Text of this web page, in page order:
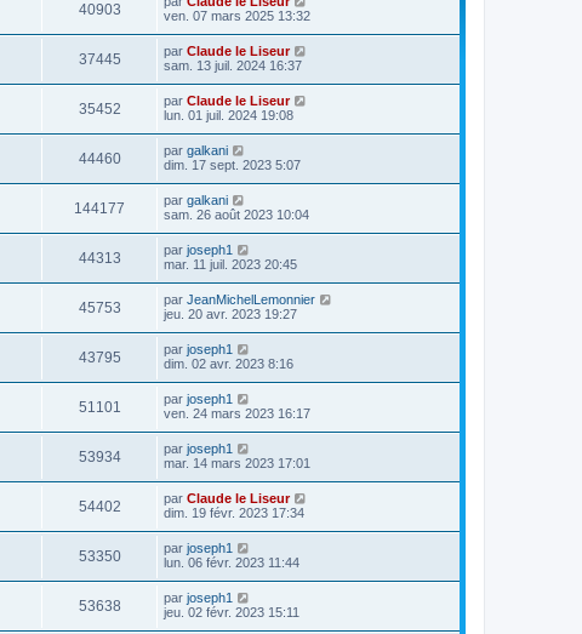
40903
ven. 07 mars 2025 13:32
37445 par Claude le Liseur
sam. 13 juil. 2024 16:37
35452 par Claude le Liseur
lun. 01 juil. 2024 19:08
44460 par galkani
dim. 17 sept. 2023 5:07
144177 par galkani
sam. 26 août 2023 10:04
44313 par joseph1
mar. 11 juil. 2023 20:45
45753 par JeanMichelLemonnier
jeu. 20 avr. 2023 19:27
43795 par joseph1
dim. 02 avr. 2023 8:16
51101 par joseph1
ven. 24 mars 2023 16:17
53934 par joseph1
mar. 14 mars 2023 17:01
54402 par Claude le Liseur
dim. 19 févr. 2023 17:34
53350 par joseph1
lun. 06 févr. 2023 11:44
53638 par joseph1
jeu. 02 févr. 2023 15:11